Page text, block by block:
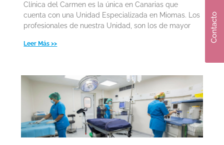
Contacto
pelvis, altera el funcionamiento del
sistema inmunológico
óvulos
Altera la calidad del óvulo.
Sabiendo que la endometriosis es
progresiva y que, a su vez la edad es un
factor determinante para la infertilidad
femenina, está indicado preservar la
Clínica del Carmen es la única en Canarias que
cuenta con una Unidad Especializada en Miomas. Los
profesionales de nuestra Unidad, son los de mayor
Leer Más >>